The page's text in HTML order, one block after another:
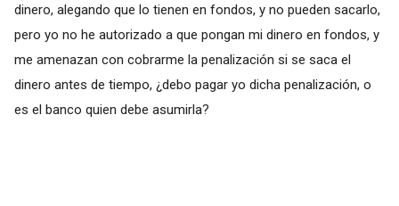
dinero, alegando que lo tienen en fondos, y no pueden sacarlo,
pero yo no he autorizado a que pongan mi dinero en fondos, y
me amenazan con cobrarme la penalización si se saca el
dinero antes de tiempo, ¿debo pagar yo dicha penalización, o
es el banco quien debe asumirla?